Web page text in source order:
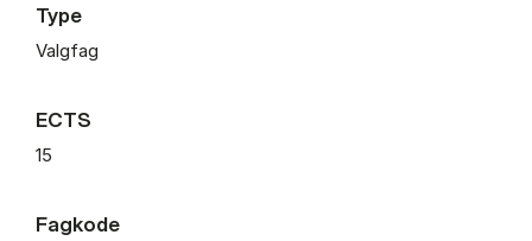
Type
Valgfag
ECTS
15
Fagkode